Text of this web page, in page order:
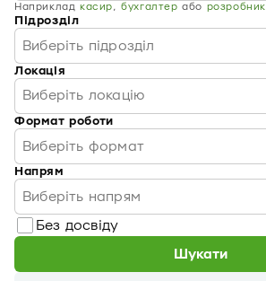
Наприклад касир,бухгалтер або розробник
Підрозділ
Виберіть підрозділ
Локація
Виберіть локацію
Формат роботи
Виберіть формат
Напрям
Виберіть напрям
Без досвіду
Шукати